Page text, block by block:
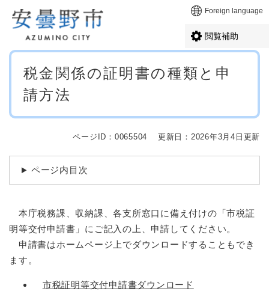
メニューを飛ばして本文へ Foreign language
閲覧補助
本
税金関係の証明書の種類と申
請方法
ページID：0065504 更新日：2026年3月4日更新
ページ内目次
本庁税務課、収納課、各支所窓口に備え付けの「市税証
明等交付申請書」にご記入の上、申請してください。
申請書はホームページ上でダウンロードすることもでき
ます。
市税証明等交付申請書ダウンロード